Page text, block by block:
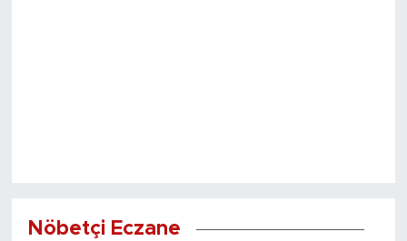
Nöbetçi Eczane